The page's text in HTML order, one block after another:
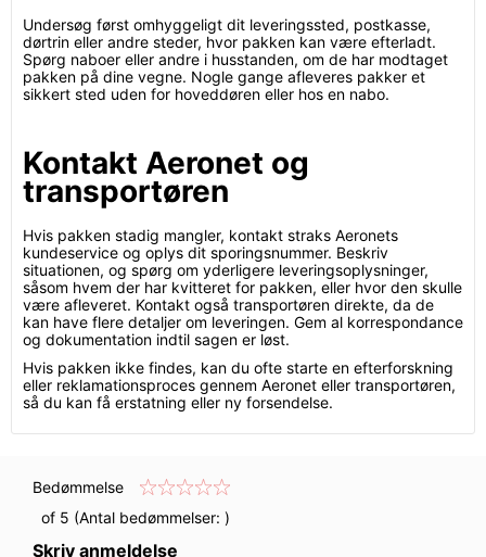
Undersøg først omhyggeligt dit leveringssted, postkasse,
dørtrin eller andre steder, hvor pakken kan være efterladt.
Spørg naboer eller andre i husstanden, om de har modtaget
pakken på dine vegne. Nogle gange afleveres pakker et
sikkert sted uden for hoveddøren eller hos en nabo.
Kontakt Aeronet og
transportøren
Hvis pakken stadig mangler, kontakt straks Aeronets
kundeservice og oplys dit sporingsnummer. Beskriv
situationen, og spørg om yderligere leveringsoplysninger,
såsom hvem der har kvitteret for pakken, eller hvor den skulle
være afleveret. Kontakt også transportøren direkte, da de
kan have flere detaljer om leveringen. Gem al korrespondance
og dokumentation indtil sagen er løst.
Hvis pakken ikke findes, kan du ofte starte en efterforskning
eller reklamationsproces gennem Aeronet eller transportøren,
så du kan få erstatning eller ny forsendelse.
Bedømmelse
of 5 (Antal bedømmelser: )
Skriv anmeldelse